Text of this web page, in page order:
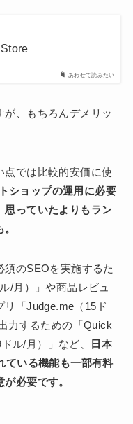
あわせて読みたい
が、もちろんデメリッ
点では比較的安価に使
ショップの運用に必要
思っていたよりもラン
のSEOを実施するた
/月）」や商品レビュ
リ「Judge.me（15ド
力するための「Quick
ル/月）」など、
日本
ている機能も一部有料
必要です。